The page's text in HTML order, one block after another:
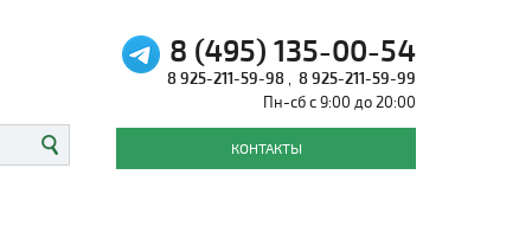
8 (495) 135-00-54
8 925-211-59-98
8 925-211-59-99
Пн-сб с 9:00 до 20:00
КОНТАКТЫ